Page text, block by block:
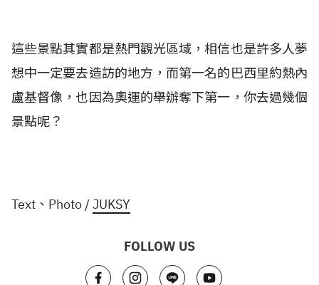
這些景點其實都是熱門觀光區域，相信也是許多人夢
想中一定要去造訪的地方，而第一名的巴西里約熱內
盧基督像，也因為奧運的舉辦奪下第一，你去過幾個
景點呢？
Text、Photo / JUKSY
FOLLOW US